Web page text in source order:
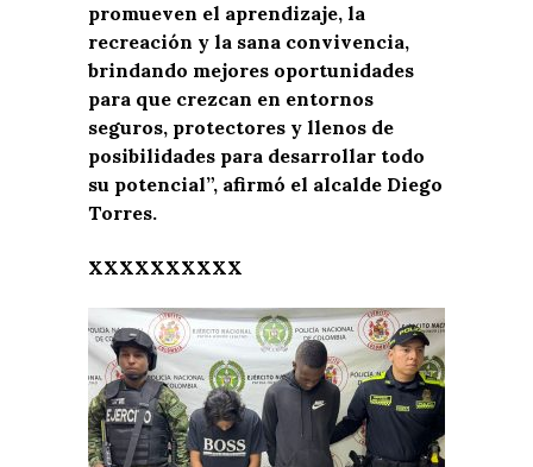
promueven el aprendizaje, la
recreación y la sana convivencia,
brindando mejores oportunidades
para que crezcan en entornos
seguros, protectores y llenos de
posibilidades para desarrollar todo
su potencial”, afirmó el alcalde Diego
Torres.
XXXXXXXXXX